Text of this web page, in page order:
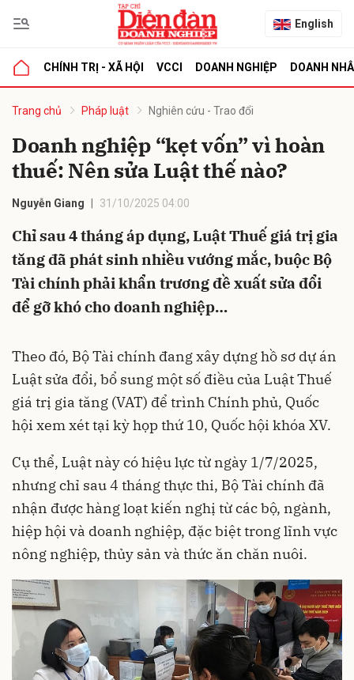
English
CHÍNH TRỊ - XÃ HỘI VCCI DOANH NGHIỆP DOANH
Trang chủ Pháp luật Nghiên cứu - Trao đổi
Doanh nghiệp “kẹt vốn” vì hoàn
thuế: Nên sửa Luật thế nào?
Nguyễn Giang 31/10/2025 04:00
Chỉ sau 4 tháng áp dụng, Luật Thuế giá trị gia
tăng đã phát sinh nhiều vướng mắc, buộc Bộ
Tài chính phải khẩn trương đề xuất sửa đổi
để gỡ khó cho doanh nghiệp…
Theo đó, Bộ Tài chính đang xây dựng hồ sơ dự án
Luật sửa đổi, bổ sung một số điều của Luật Thuế
giá trị gia tăng (VAT) để trình Chính phủ, Quốc
hội xem xét tại kỳ họp thứ 10, Quốc hội khóa XV.
Cụ thể, Luật này có hiệu lực từ ngày 1/7/2025,
nhưng chỉ sau 4 tháng thực thi, Bộ Tài chính đã
nhận được hàng loạt kiến nghị từ các bộ, ngành,
hiệp hội và doanh nghiệp, đặc biệt trong lĩnh vực
nông nghiệp, thủy sản và thức ăn chăn nuôi.
luận
Hủy